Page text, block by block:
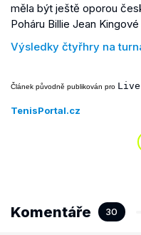
měla být ještě oporou
Poháru Billie Jean
Výsledky čtyřhry na
Článek původně publikován pro
TenisPortal.cz
Komentáře 30